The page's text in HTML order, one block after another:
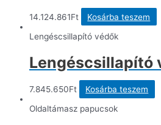
14.124.861Ft
Kosárba teszem
Lengéscsillapító védők
Lengéscsillapító
7.845.650Ft
Kosárba teszem
Oldaltámasz papucsok